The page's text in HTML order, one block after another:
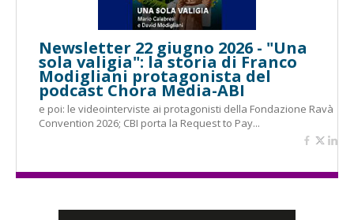
Newsletter 22 giugno 2026 - "Una
sola valigia": la storia di Franco
Modigliani protagonista del
podcast Chora Media-ABI
e poi: le videointerviste ai protagonisti della Fondazione Ravà
Convention 2026; CBI porta la Request to Pay...